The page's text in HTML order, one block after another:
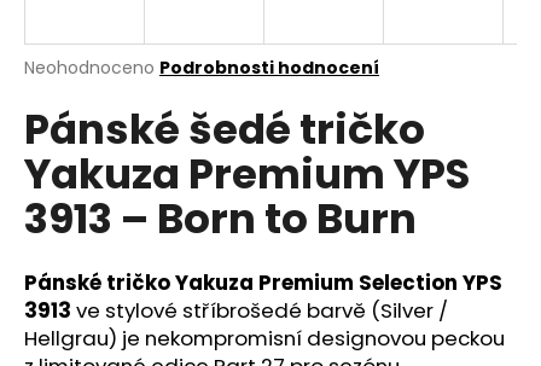
Průměrné
produktu
je
0,0
z
5
hvězdiček.
Neohodnoceno Podrobnosti hodnocení
Pánské šedé tričko
Yakuza Premium YPS
3913 – Born to Burn
Pánské tričko Yakuza Premium Selection YPS
3913 ve stylové stříbrošedé barvě (Silver /
Hellgrau) je nekompromisní designovou peckou
j
t
?
HLEDAT